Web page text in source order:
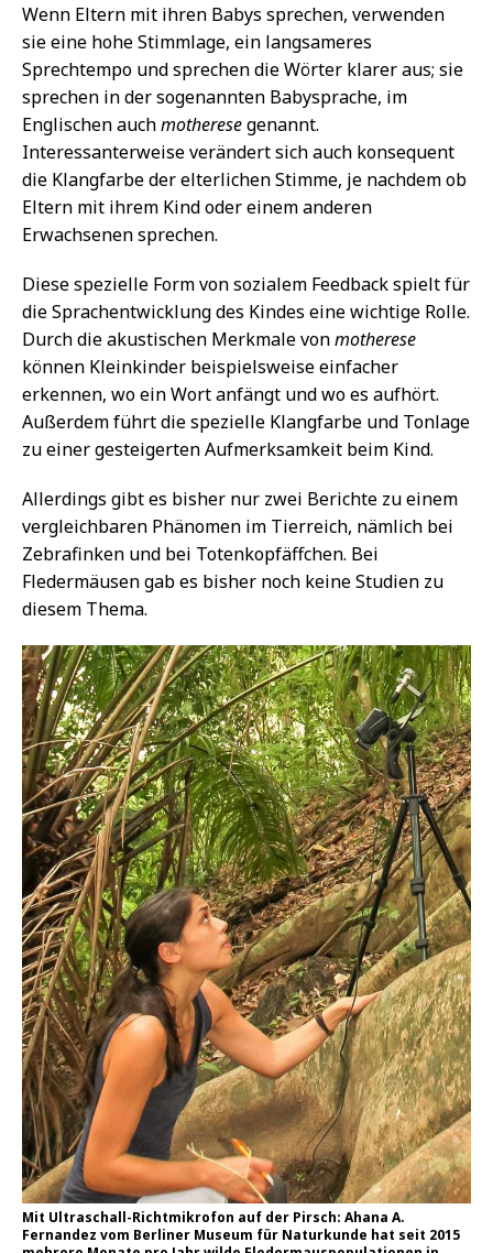
Wenn Eltern mit ihren Babys sprechen, verwenden
sie eine hohe Stimmlage, ein langsameres
Sprechtempo und sprechen die Wörter klarer aus; sie
sprechen in der sogenannten Babysprache, im
Englischen auchmotheresegenannt.
Interessanterweise verändert sich auch konsequent
die Klangfarbe der elterlichen Stimme, je nachdem ob
Eltern mit ihrem Kind oder einem anderen
Erwachsenen sprechen.
Diese spezielle Form von sozialem Feedback spielt für
die Sprachentwicklung des Kindes eine wichtige Rolle.
Durch die akustischen Merkmale vonmotherese
können Kleinkinder beispielsweise einfacher
erkennen, wo ein Wort anfängt und wo es aufhört.
Außerdem führt die spezielle Klangfarbe und Tonlage
zu einer gesteigerten Aufmerksamkeit beim Kind.
Allerdings gibt es bisher nur zwei Berichte zu einem
vergleichbaren Phänomen im Tierreich, nämlich bei
Zebrafinken und bei Totenkopfäffchen. Bei
Fledermäusen gab es bisher noch keine Studien zu
diesem Thema.
Mit Ultraschall-Richtmikrofon auf der Pirsch: Ahana A.
Fernandez vom Berliner Museum für Naturkunde hat seit 2015